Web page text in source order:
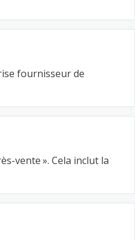
fournisseur de
vente ». Cela inclut la